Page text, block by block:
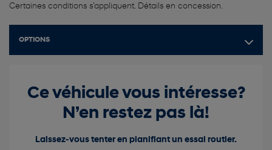
Certaines conditions s’appliquent. Détails en concession.
OPTIONS
Ce véhicule vous intéresse?
N’en restez pas là!
Laissez-vous tenter en planifiant un essai routier.